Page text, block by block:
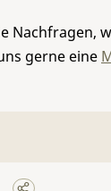
gerne eine